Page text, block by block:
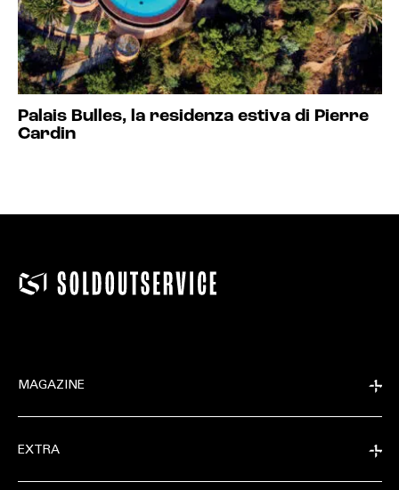
Palais Bulles, la residenza estiva di Pierre
Cardin
MAGAZINE
EXTRA